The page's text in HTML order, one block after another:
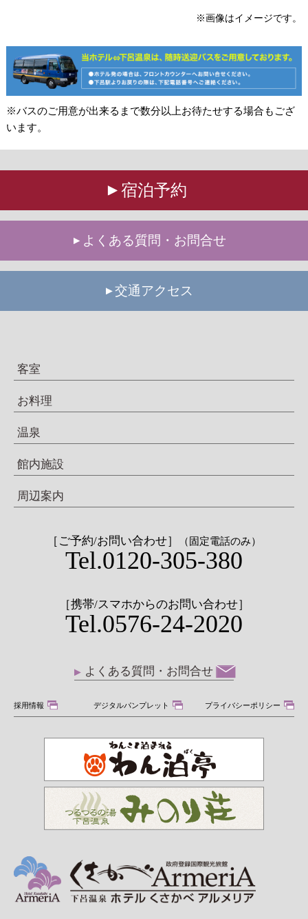
※画像はイメージです。
※バスのご用意が出来るまで数分以上お待たせする場合もござ
います。
宿泊予約
よくある質問・お問合せ
交通アクセス
客室
お料理
温泉
館内施設
周辺案内
［ご予約/お問い合わせ］ （固定電話のみ）
Tel.0120-305-380
［携帯/スマホからのお問い合わせ］
Tel.0576-24-2020
よくある質問・お問合せ
採用情報 デジタルパンプレット プライバシーポリシー